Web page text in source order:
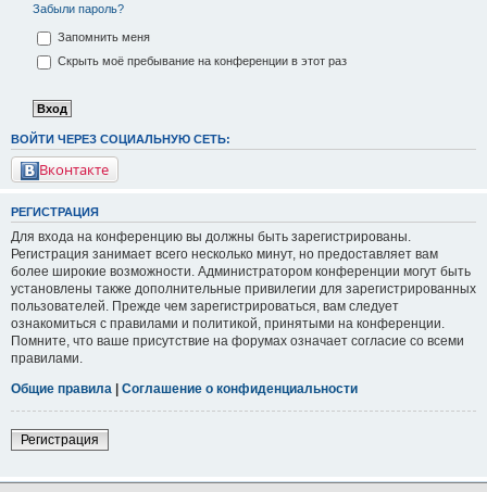
Забыли пароль?
Запомнить меня
Скрыть моё пребывание на конференции в этот раз
ВОЙТИ ЧЕРЕЗ СОЦИАЛЬНУЮ СЕТЬ:
Вконтакте
РЕГИСТРАЦИЯ
Для входа на конференцию вы должны быть зарегистрированы.
Регистрация занимает всего несколько минут, но предоставляет вам
более широкие возможности. Администратором конференции могут быть
установлены также дополнительные привилегии для зарегистрированных
пользователей. Прежде чем зарегистрироваться, вам следует
ознакомиться с правилами и политикой, принятыми на конференции.
Помните, что ваше присутствие на форумах означает согласие со всеми
правилами.
Общие правила
Соглашение о конфиденциальности
Регистрация